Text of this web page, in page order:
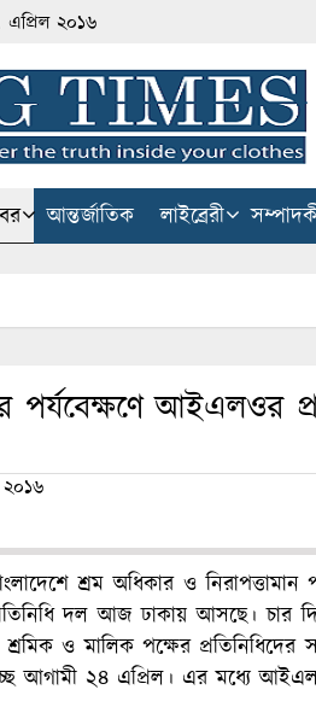
এপ্রিল ২০১৬
আন্তর্জাতিক লাইব্রেরী
পর্যবেক্ষণে আইএলওর
২০১৬
শ্রম অধিকার ও
দল আজ ঢাকায় আসছে। চার
শ্রমিক ও মালিক পক্ষের
আগামী ২৪ এপ্রিল। এর মধ্যে